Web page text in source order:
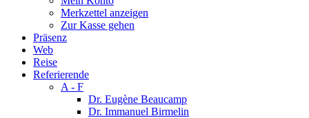
Merkzettel anzeigen
Zur Kasse gehen
Präsenz
Web
Reise
Referierende
A - F
Dr. Eugène Beaucamp
Dr. Immanuel Birmelin